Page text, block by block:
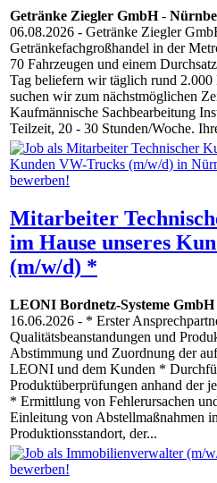
Getränke Ziegler GmbH-
06.08.2026 - Getränke Ziegler
Getränkefachgroßhandel in der
70 Fahrzeugen und einem
Tag beliefern wir täglich rund
suchen wir zum nächstmöglichen
Kaufmännische Sachbearbeitung
Teilzeit, 20 - 30 Stunden/Woche.
Mitarbeiter
im Hause unseres
(m/w/d) *
LEONI Bordnetz-Systeme GmbH
16.06.2026 - * Erster
Qualitätsbeanstandungen und
Abstimmung und Zuordnung der
LEONI und dem Kunden *
Produktüberprüfungen anhand der
* Ermittlung von Fehlerursachen
Einleitung von Abstellmaßnahmen
Produktionsstandort, der...